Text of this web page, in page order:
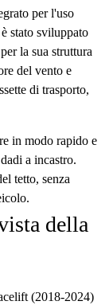
per l'uso
stato sviluppato
la sua struttura
del vento e
di trasporto,
in modo rapido e
a incastro.
tetto, senza
della
(2018-2024)